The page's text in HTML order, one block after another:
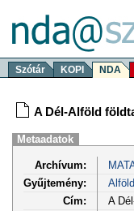
Szótár KOPI NDA
A Dél-Alföld
Metaadatok
Archívum:
Gyűjtemény:
Cím:
A